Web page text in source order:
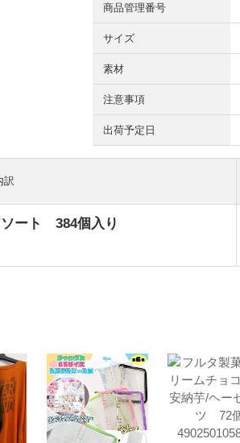
商品管理番号
サイズ
素材
注意事項
出荷予定日
訳
ート 384個入り